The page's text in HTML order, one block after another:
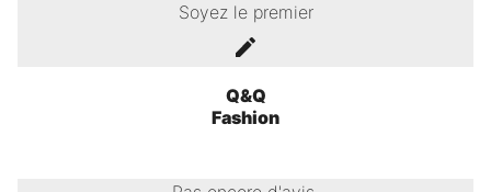
Soyez le premier
Q&Q
Fashion